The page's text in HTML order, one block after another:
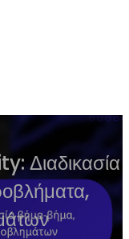
Διαδικασία